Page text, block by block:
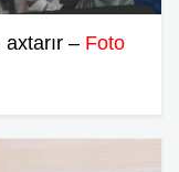
axtarır – Foto